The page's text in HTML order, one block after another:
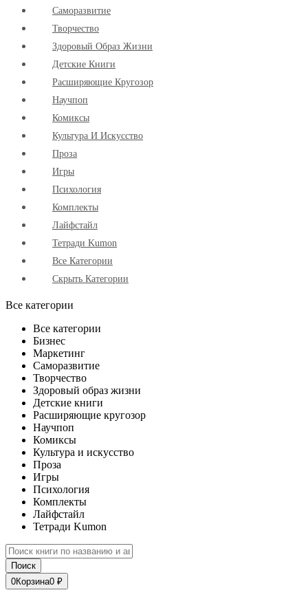
Cаморазвитие
Творчество
Здоровый Образ Жизни
Детские Книги
Расширяющие Кругозор
Научпоп
Комиксы
Культура И Искусство
Проза
Игры
Психология
Комплекты
Лайфстайл
Тетради Kumon
Все Категории
Скрыть Категории
Все категории
Все категории
Бизнес
Маркетинг
Саморазвитие
Творчество
Здоровый образ жизни
Детские книги
Расширяющие кругозор
Научпоп
Комиксы
Культура и искусство
Проза
Игры
Психология
Комплекты
Лайфстайл
Тетради Kumon
Поиск
0Корзина0 ₽